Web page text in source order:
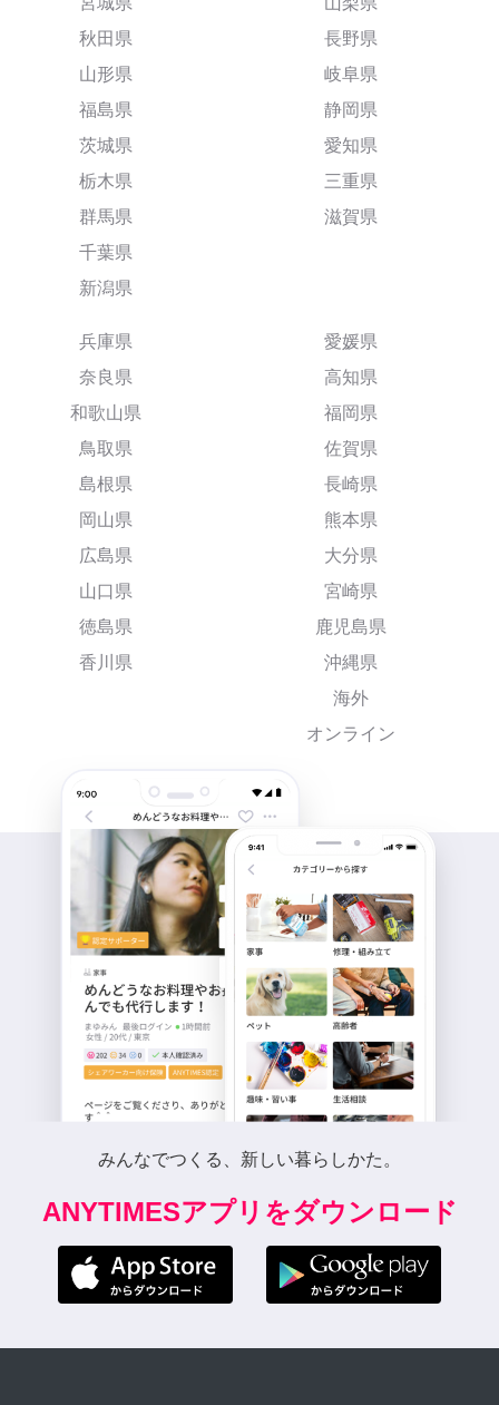
秋田県
山形県
福島県
茨城県
栃木県
群馬県
千葉県
新潟県
長野県
岐阜県
静岡県
愛知県
三重県
滋賀県
兵庫県
奈良県
和歌山県
鳥取県
島根県
岡山県
広島県
山口県
徳島県
香川県
愛媛県
高知県
福岡県
佐賀県
長崎県
熊本県
大分県
宮崎県
鹿児島県
沖縄県
海外
オンライン
みんなでつくる、新しい暮らしかた。
ANYTIMESアプリをダウンロード